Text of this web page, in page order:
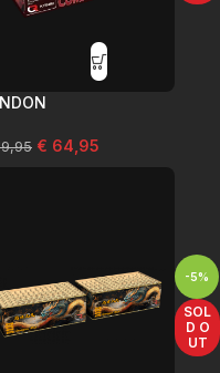
€ 64,95
-5%
SOL
D O
UT